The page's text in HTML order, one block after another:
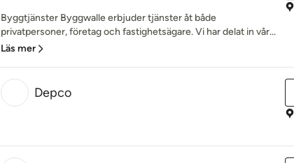
Byggtjänster Byggwalle erbjuder tjänster åt både
privatpersoner, företag och fastighetsägare. Vi har delat in vår...
Läs mer
Depco